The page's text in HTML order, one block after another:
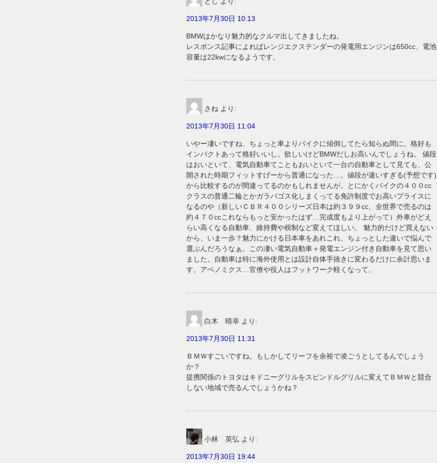
2013年7月30日 10:13
BMWはかなり魅力的なクルマ出してきましたね。
レスポンス記事によればレンジエクステンダーの発電用エンジンは650cc、電池
容量は22kwになるようです。
さね より:
2013年7月30日 11:04
いやー凄いですね、ちょっと車よりバイクに傾倒してたら知らぬ間に。格好も
インパクトあって格好いいし。欲しいけどBMWだしお高いんでしょうね。 値段
はおいといて、電気自動車てこともおいといて一台の自動車として見ても、公
開された時期フィットすげーから普通になった…。値段が違いすぎる(予想です)
から比較するのが間違ってるのかもしれませんが。とにかくバイクの４００cc
クラスの普通二輪とかガラパゴス化しまくってる免許制度でお高いプライスに
なるのや（新しいＣＢＲ４００シリーズ日本は約３９９cc、全世界で売るのは
約４７０ccこれならもっと安かったはず…完成度もより上がって）外車がどえ
らい高くなる自動車、維持費や税制など変えてほしい。 魅力的だけど買えない
から、いま一歩？魅力にかける日本車をあれこれ、ちょっとした違いで悩んで
選ぶんだろうなぁ。この凄い電気自動車＋発電エンジン付き自動車を見て思い
ました。自動車は特に海外使用とは設計自体手抜きに変わるだけに余計思いま
す。アベノミクス…官僚や役人はフットワーク軽くなって。
白木 晴幸 より:
2013年7月30日 11:31
ＢＭＷすごいですね。もしかしてリーフを余裕で凌ごうとしてるんでしょう
か？
提携関係のトヨタはキドニーグリルをスピンドルグリルに変えてＢＭＷと競合
しない地域で売るんでしょうかね？
小林 英弘 より:
2013年7月30日 19:44